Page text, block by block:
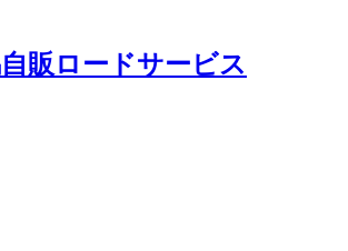
自販ロードサービス